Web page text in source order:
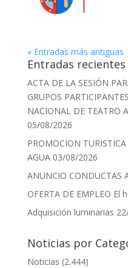
« Entradas más antiguas
Entradas recientes
ACTA DE LA SESIÓN
GRUPOS
NACIONAL DE TEATRO
05/08/2026
PROMOCION
AGUA 03/08/2026
ANUNCIO CONDUCTAS
OFERTA DE EMPLEO El
Adquisición luminarias
Noticias por
Noticias (2.444)